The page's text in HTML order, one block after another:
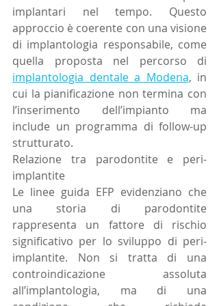
implantari nel tempo. Questo
approccio è coerente con una visione
di implantologia responsabile, come
implantologia dentale a Modena, in
cui la pianificazione non termina con
l’inserimento dell’impianto ma
include un programma di follow-up
strutturato.
Relazione tra parodontite e peri-
implantite
Le linee guida EFP evidenziano che
una storia di parodontite
rappresenta un fattore di rischio
significativo per lo sviluppo di peri-
implantite. Non si tratta di una
controindicazione assoluta
all’implantologia, ma di una